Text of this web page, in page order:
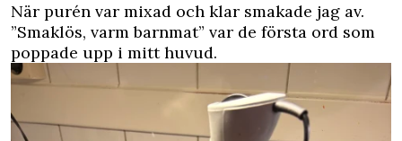
När purén var mixad och klar smakade jag av.
”Smaklös, varm barnmat” var de första ord som
poppade upp i mitt huvud.